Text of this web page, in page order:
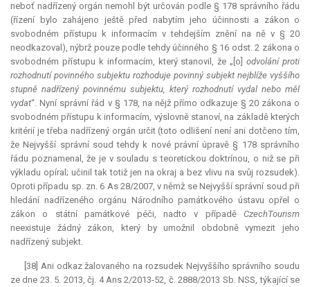
neboť nadřízený orgán nemohl být určován podle § 178 správního řádu
(řízení bylo zahájeno ještě před nabytím jeho účinnosti a zákon o
svobodném přístupu k informacím v tehdejším znění na ně v § 20
neodkazoval), nýbrž pouze podle tehdy účinného § 16 odst. 2 zákona o
svobodném přístupu k informacím, který stanovil, že „[o]odvolání proti
rozhodnutí povinného subjektu rozhoduje povinný subjekt nejblíže vyššího
stupně nadřízený povinnému subjektu, který rozhodnutí vydal nebo měl
vydat“. Nyní správní řád v § 178, na nějž přímo odkazuje § 20 zákona o
svobodném přístupu k informacím, výslovně stanoví, na základě kterých
kritérií je třeba nadřízený orgán určit (toto odlišení není ani dotčeno tím,
že Nejvyšší správní soud tehdy k nové právní úpravě § 178 správního
řádu poznamenal, že je v souladu s teoretickou doktrínou, o niž se při
výkladu opíral; učinil tak totiž jen na okraj a bez vlivu na svůj rozsudek).
Oproti případu sp. zn. 6 As 28/2007, v němž se Nejvyšší správní soud při
hledání nadřízeného orgánu Národního památkového ústavu opřel o
zákon o státní památkové péči, nadto v případě CzechTourism
neexistuje žádný zákon, který by umožnil obdobně vymezit jeho
nadřízený subjekt.
[38] Ani odkaz žalovaného na rozsudek Nejvyššího správního soudu
ze dne 23. 5. 2013, čj. 4 Ans 2/2013-52, č. 2888/2013 Sb. NSS, týkající se